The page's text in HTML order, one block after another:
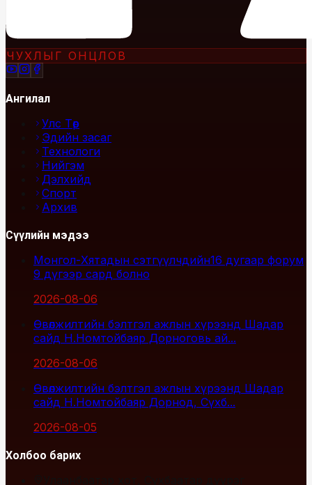
ЧУХЛЫГ ОНЦЛОВ
Ангилал
Улс Төр
Эдийн засаг
Технологи
Нийгэм
Дэлхийд
Спорт
Архив
Сүүлийн мэдээ
Монгол-Хятадын сэтгүүлчдийн16 дугаар форум
9 дүгээр сард болно
2026-08-06
Өвөлжилтийн бэлтгэл ажлын хүрээнд Шадар
сайд Н.Номтойбаяр Дорноговь ай...
2026-08-06
Өвөлжилтийн бэлтгэл ажлын хүрээнд Шадар
сайд Н.Номтойбаяр Дорнод, Сүхб...
2026-08-05
Холбоо барих